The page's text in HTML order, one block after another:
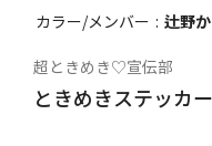
カラー/メンバー 辻野
超ときめき♡宣伝部
ときめきステッカ